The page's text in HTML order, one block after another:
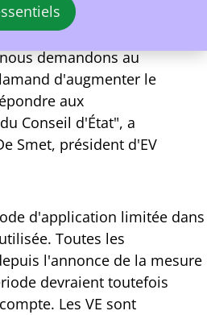
6 février 2024
demandons au
d'augmenter le
aux
Conseil d'État", a
Smet, président d'EV
d'application limitée dans
Toutes les
l'annonce de la mesure
devraient toutefois
Les VE sont